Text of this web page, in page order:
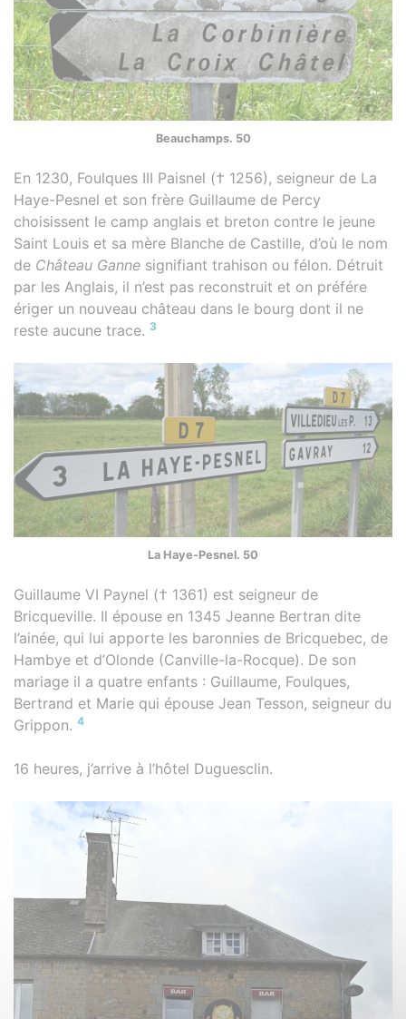
Beauchamps. 50
En 1230, Foulques III Paisnel († 1256), seigneur de La
Haye-Pesnel et son frère Guillaume de Percy
choisissent le camp anglais et breton contre le jeune
Saint Louis et sa mère Blanche de Castille, d’où le nom
de Château Ganne signifiant trahison ou félon. Détruit
par les Anglais, il n’est pas reconstruit et on préfére
ériger un nouveau château dans le bourg dont il ne
reste aucune trace. 3
La Haye-Pesnel. 50
Guillaume VI Paynel († 1361) est seigneur de
Bricqueville. Il épouse en 1345 Jeanne Bertran dite
l’ainée, qui lui apporte les baronnies de Bricquebec, de
Hambye et d’Olonde (Canville-la-Rocque). De son
mariage il a quatre enfants : Guillaume, Foulques,
Bertrand et Marie qui épouse Jean Tesson, seigneur du
Grippon. 4
16 heures, j’arrive à l’hôtel Duguesclin.